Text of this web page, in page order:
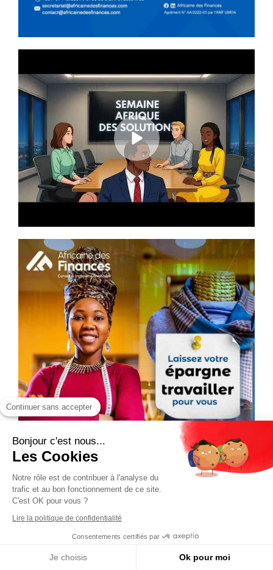
Continuer sans accepter
Bonjour c'est nous...
Les Cookies
Notre rôle est de contribuer à l'analyse du
trafic et au bon fonctionnement de ce site.
C'est OK pour vous ?
Lire la politique de confidentialité
Consentements certifiés par
Je choisis Ok pour moi